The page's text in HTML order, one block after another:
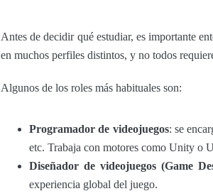
Antes de decidir qué estudiar, es importante
en muchos perfiles distintos, y no todos
Algunos de los roles más habituales son:
Programador de videojuegos: se
etc. Trabaja con motores como Unity o
Diseñador de videojuegos (Game
experiencia global del juego.